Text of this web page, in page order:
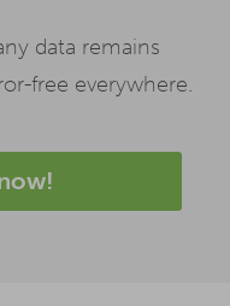
data remains
free everywhere.